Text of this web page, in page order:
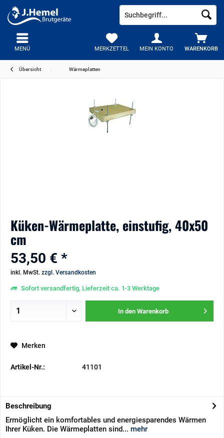
WARENKORB
MERKZETTEL MEIN KONTO
MENÜ
Übersicht Wärmeplatten
Küken-Wärmeplatte, einstufig, 40x50
cm
53,50 € *
inkl. MwSt. zzgl. Versandkosten
Sofort versandfertig, Lieferzeit ca. 1-3 Werktage
In den Warenkorb
Merken
Artikel-Nr.: 41101
Beschreibung
Ermöglicht ein komfortables und energiesparendes Wärmen
Ihrer Küken. Die Wärmeplatten sind... mehr